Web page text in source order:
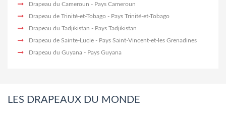
Drapeau du Cameroun - Pays Cameroun
Drapeau de Trinité-et-Tobago - Pays Trinité-et-Tobago
Drapeau du Tadjikistan - Pays Tadjikistan
Drapeau de Sainte-Lucie - Pays Saint-Vincent-et-les Grenadines
Drapeau du Guyana - Pays Guyana
LES DRAPEAUX DU MONDE